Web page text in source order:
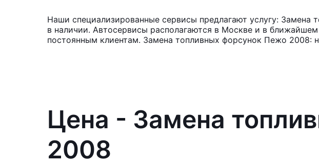
Наши специализированные сервисы предлагают услугу: Замена
в наличии. Автосервисы располагаются в Москве и в
постоянным клиентам. Замена топливных форсунок Пежо 2008:
Цена - Замена
2008